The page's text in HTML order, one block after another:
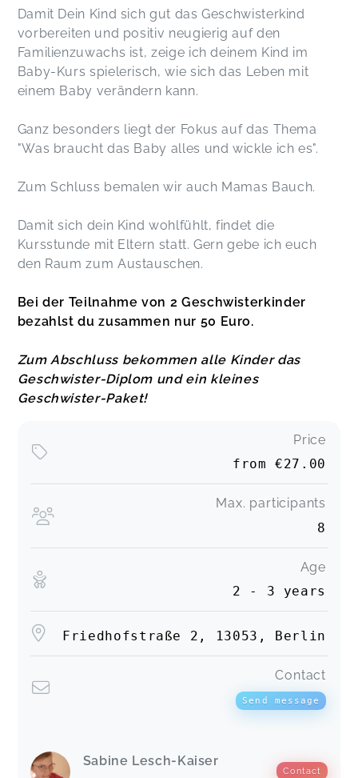
Wunderbar und toll durchdacht!
Klara,Feb 26
Damit Dein Kind sich gut das Geschwisterkind
vorbereiten und positiv neugierig auf den
Familienzuwachs ist, zeige ich deinem Kind im
Baby-Kurs spielerisch, wie sich das Leben mit
einem Baby verändern kann.
Ganz besonders liegt der Fokus auf das Thema
"Was braucht das Baby alles und wickle ich es".
Zum Schluss bemalen wir auch Mamas Bauch.
Damit sich dein Kind wohlfühlt, findet die
Kursstunde mit Eltern statt. Gern gebe ich euch
den Raum zum Austauschen.
Bei der Teilnahme von 2 Geschwisterkinder
bezahlst du zusammen nur 50 Euro.
Zum Abschluss bekommen alle Kinder das
Geschwister-Diplom und ein kleines
Geschwister-Paket!
Price
from€27.00
Max. participants
8
Age
2 - 3 years
Friedhofstraße 2, 13053, Berlin
Contact
Send message
Sabine Lesch-Kaiser
Contact